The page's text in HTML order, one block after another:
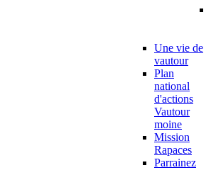
Une vie de
vautour
Plan
national
d'actions
Vautour
moine
Mission
Rapaces
Parrainez